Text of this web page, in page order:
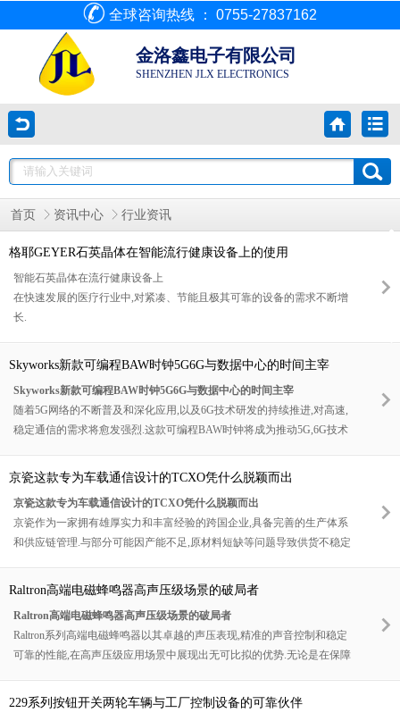
全球咨询热线 ： 0755-27837162
金洛鑫电子有限公司
SHENZHEN JLX ELECTRONICS
首页 资讯中心 行业资讯
格耶GEYER石英晶体在智能流行健康设备上的使用
智能石英晶体在流行健康设备上
在快速发展的医疗行业中,对紧凑、节能且极其可靠的设备的需求不断增
长.
从成像设备到助听器和健身追踪器等小型可穿戴健康设备.
Skyworks新款可编程BAW时钟5G6G与数据中心的时间主宰
Skyworks新款可编程BAW时钟5G6G与数据中心的时间主宰
随着5G网络的不断普及和深化应用,以及6G技术研发的持续推进,对高速,
稳定通信的需求将愈发强烈.这款可编程BAW时钟将成为推动5G,6G技术
其境的远程交互等应用场景.在数据中心领域,随着数据量的爆发式增长和
运行提供坚实的时间保障,推动数据中心朝着智能化,绿色化方向发展.
京瓷这款专为车载通信设计的TCXO凭什么脱颖而出
京瓷这款专为车载通信设计的TCXO凭什么脱颖而出
京瓷作为一家拥有雄厚实力和丰富经验的跨国企业,具备完善的生产体系
和供应链管理.与部分可能因产能不足,原材料短缺等问题导致供货不稳定
的生产需求,让汽车制造商无需担忧因零部件供应问题而影响生产进度,为
Raltron高端电磁蜂鸣器高声压级场景的破局者
Raltron高端电磁蜂鸣器高声压级场景的破局者
Raltron系列高端电磁蜂鸣器以其卓越的声压表现,精准的声音控制和稳定
可靠的性能,在高声压级应用场景中展现出无可比拟的优势.无论是在保障
作用.对于那些对声音传播效果有高要求的行业和企业来说,Raltron高端电
229系列按钮开关两轮车辆与工厂控制设备的可靠伙伴